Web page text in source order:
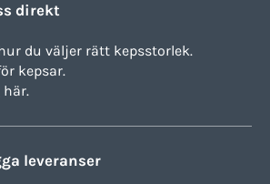
direkt
du väljer rätt kepsstorlek.
kepsar.
här.
leveranser